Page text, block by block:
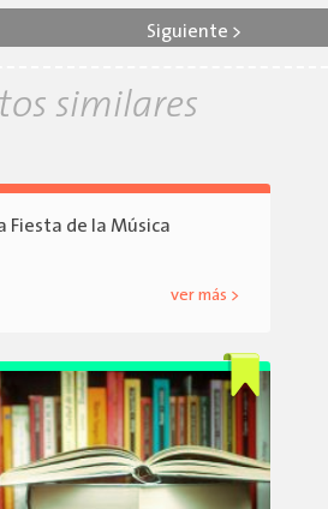
Siguiente >
similares
Fiesta de la Música
ver más >